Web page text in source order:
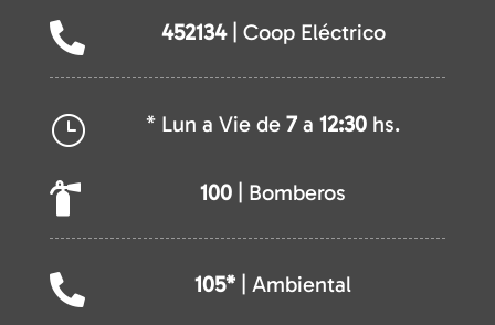
 452134| Coop Eléctrico
} * Lun a Vie de7 a12:30 hs.
 100 | Bomberos
 105* | Ambiental